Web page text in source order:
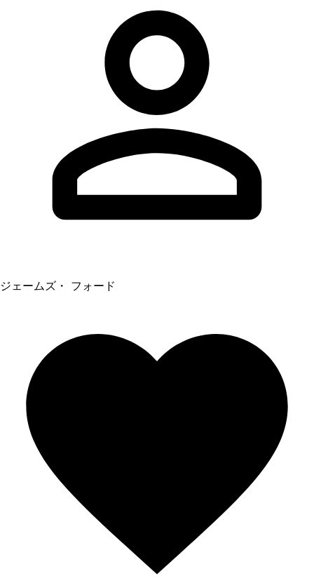
ジェームズ・ フォード